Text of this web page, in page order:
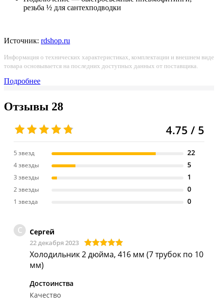
резьба ½ для сантехподводки
Источник: rdshop.ru
Информация о технических характеристиках, комплектации и внешнем виде
товара основывается на последних доступных данных от поставщика.
Подробнее
Отзывы 28
4.75 / 5
5 звезд 22
4 звезды 5
3 звезды 1
2 звезды 0
1 звезда 0
С Сергей
22 декабря 2023
Холодильник 2 дюйма, 416 мм (7 трубок по 10
мм)
Достоинства
Качество